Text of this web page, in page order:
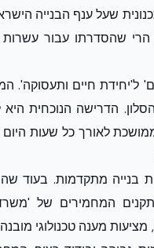
שעל ענף הבנייה
שהסדרתו עבור עשרות
חיים ותעסוקה'.
הדרישה הנוכחית היא
לאורך כל שעות היום
בנייה מתקדמות. בעוד
המחמירים של
, מציעות מענה טכנולוגי